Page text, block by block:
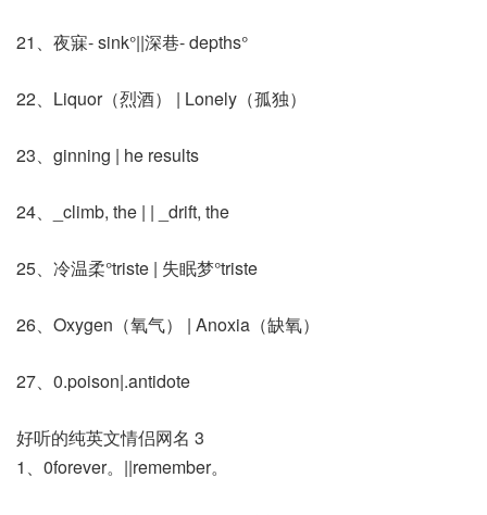
21、夜寐- sink°||深巷- depths°
22、Liquor（烈酒） | Lonely（孤独）
23、ginning | he results
24、_climb, the | | _drift, the
25、冷温柔°triste | 失眠梦°triste
26、Oxygen（氧气） | Anoxia（缺氧）
27、0.poison|.antidote
好听的纯英文情侣网名 3
1、0forever。||remember。